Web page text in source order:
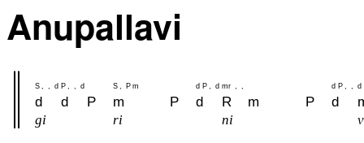
Anupallavi
S , , d P , , d S , P m d P , d mr , , d P , , d
d d P m P d R m P d
gi ri ni